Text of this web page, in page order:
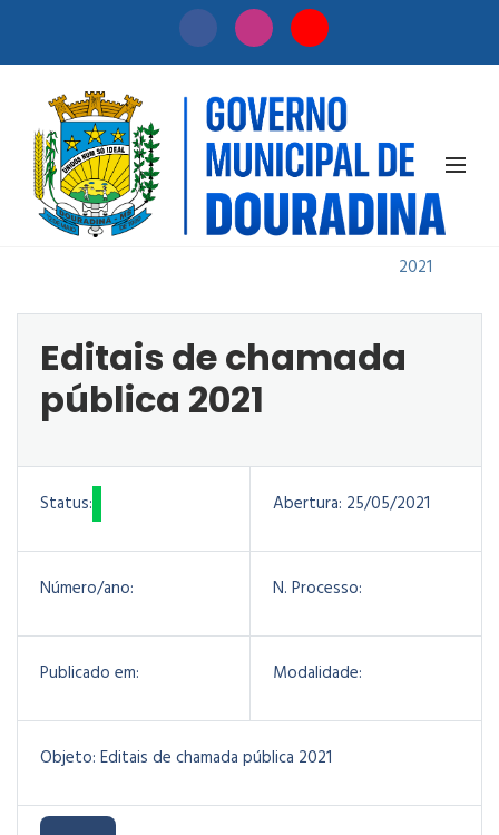
Início
/
Licitação
/
Editais de
chamada
pública
2021
Editais de chamada
pública 2021
Status: Abertura: 25/05/2021
Número/ano: N. Processo:
Publicado em: Modalidade:
Objeto: Editais de chamada pública 2021